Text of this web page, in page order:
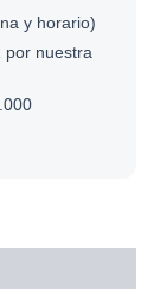
y horario)
por nuestra